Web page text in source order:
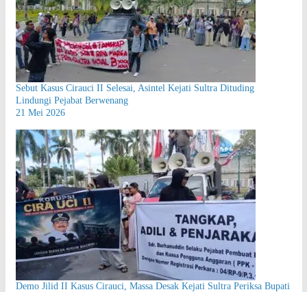
Sebut Kasus Cirauci II Selesai, Asintel Kejati Sultra Dituding
Lindungi Pejabat Berwenang
21 Mei 2026
Demo Jilid II Kasus Cirauci, Massa Desak Kejati Sultra Periksa Bupati